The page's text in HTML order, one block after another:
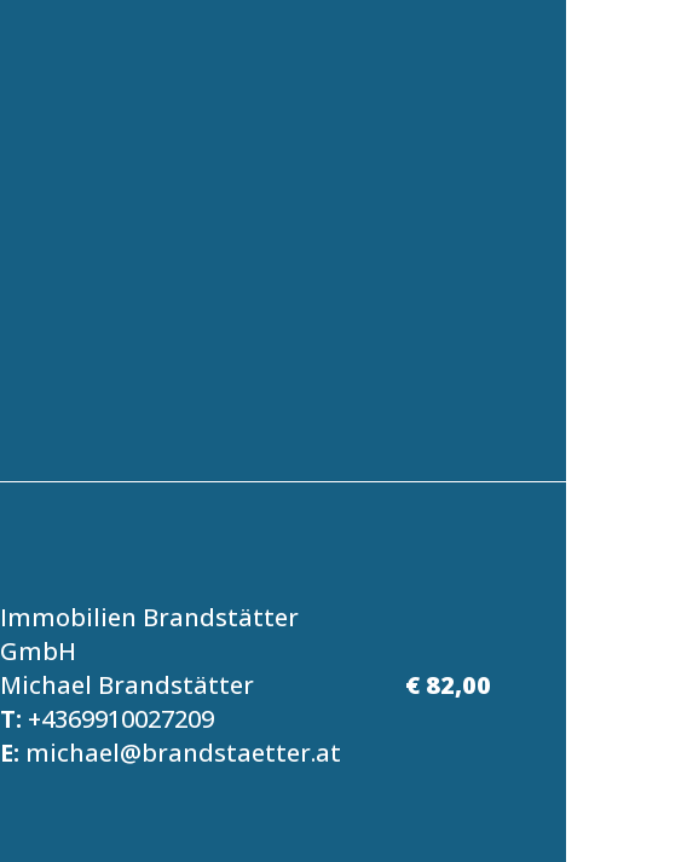
Immobilien Brandstätter
GmbH
Michael Brandstätter
T: +4369910027209
E: michael@brandstaetter.at
€ 82,00